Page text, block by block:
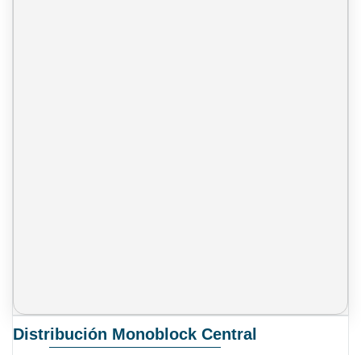
Distribución Monoblock Central